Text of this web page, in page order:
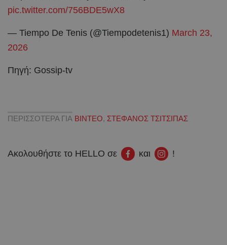
pic.twitter.com/756BDE5wX8
— Tiempo De Tenis (@Tiempodetenis1) March 23,
2026
Πηγή: Gossip-tv
ΠΕΡΙΣΣΟΤΕΡΑ ΓΙΑ ΒΙΝΤΕΟ, ΣΤΕΦΑΝΟΣ ΤΣΙΤΣΙΠΑΣ
Ακολουθήστε το HELLO σε και !